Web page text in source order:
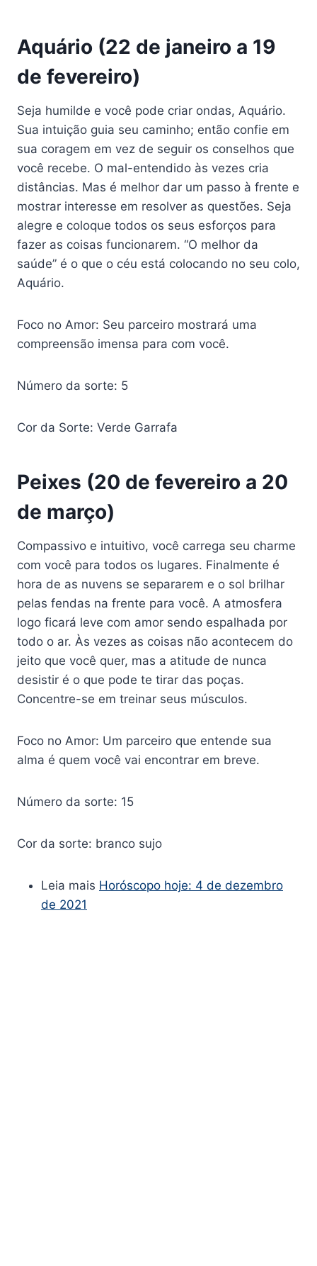
Aquário (22 de janeiro a 19
de fevereiro)
Seja humilde e você pode criar ondas, Aquário.
Sua intuição guia seu caminho; então confie em
sua coragem em vez de seguir os conselhos que
você recebe. O mal-entendido às vezes cria
distâncias. Mas é melhor dar um passo à frente e
mostrar interesse em resolver as questões. Seja
alegre e coloque todos os seus esforços para
fazer as coisas funcionarem. “O melhor da
saúde” é o que o céu está colocando no seu colo,
Aquário.
Foco no Amor: Seu parceiro mostrará uma
compreensão imensa para com você.
Número da sorte: 5
Cor da Sorte: Verde Garrafa
Peixes (20 de fevereiro a 20
de março)
Compassivo e intuitivo, você carrega seu charme
com você para todos os lugares. Finalmente é
hora de as nuvens se separarem e o sol brilhar
pelas fendas na frente para você. A atmosfera
logo ficará leve com amor sendo espalhada por
todo o ar. Às vezes as coisas não acontecem do
jeito que você quer, mas a atitude de nunca
desistir é o que pode te tirar das poças.
Concentre-se em treinar seus músculos.
Foco no Amor: Um parceiro que entende sua
alma é quem você vai encontrar em breve.
Número da sorte: 15
Cor da sorte: branco sujo
Leia mais Horóscopo hoje: 4 de dezembro
de 2021